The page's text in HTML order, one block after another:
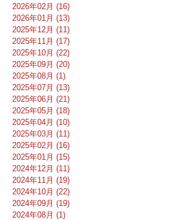
2026年02月 (16)
2026年01月 (13)
2025年12月 (11)
2025年11月 (17)
2025年10月 (22)
2025年09月 (20)
2025年08月 (1)
2025年07月 (13)
2025年06月 (21)
2025年05月 (18)
2025年04月 (10)
2025年03月 (11)
2025年02月 (16)
2025年01月 (15)
2024年12月 (11)
2024年11月 (19)
2024年10月 (22)
2024年09月 (19)
2024年08月 (1)